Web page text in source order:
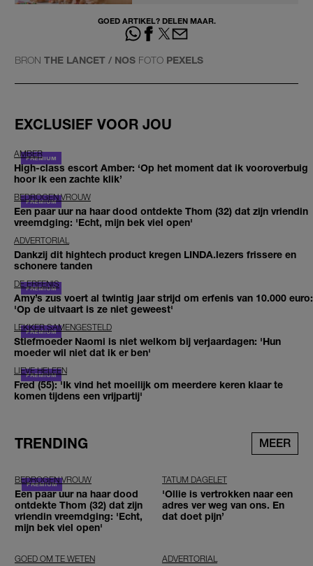
GOED ARTIKEL? DELEN MAAR.
BRON THE LANCET / NOS FOTO PEXELS
EXCLUSIEF VOOR JOU
AMBER
High-class escort Amber: ‘Op het moment dat ik vooroverbuig
hoor ik een zachte klik’
BEDROGEN VROUW
Een paar uur na haar dood ontdekte Thom (32) dat zijn vriendin
vreemdging: 'Echt, mijn bek viel open'
ADVERTORIAL
Dankzij dit hightech product kregen LINDA.lezers frissere en
schonere tanden
DE ERFENIS
Amy’s zus voert al twintig jaar strijd om erfenis van 10.000 euro:
'Op de uitvaart is ze niet geweest'
LEKKER SAMENGESTELD
Stiefmoeder Naomi is niet welkom bij verjaardagen: 'Hun
moeder wil niet dat ik er ben'
LIEVE HELEEN
Fred (55): 'Ik vind het moeilijk om meerdere keren klaar te
komen tijdens een vrijpartij'
TRENDING MEER
BEDROGEN VROUW
Een paar uur na haar dood
ontdekte Thom (32) dat zijn
vriendin vreemdging: 'Echt,
mijn bek viel open'
TATUM DAGELET
'Ollie is vertrokken naar een
adres ver weg van ons. En
dat doet pijn’
GOED OM TE WETEN ADVERTORIAL